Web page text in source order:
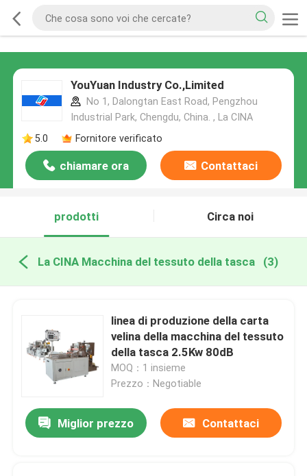
YouYuan Industry Co.,Limited
No 1, Dalongtan East Road, Pengzhou
Industrial Park, Chengdu, China. , La CINA
5.0
Fornitore verificato
chiamare ora Contattaci
prodotti Circa noi
La CINA Macchina del tessuto della tasca (3)
linea di produzione della carta
velina della macchina del tessuto
della tasca 2.5Kw 80dB
MOQ：1 insieme
Prezzo：Negotiable
Miglior prezzo Contattaci